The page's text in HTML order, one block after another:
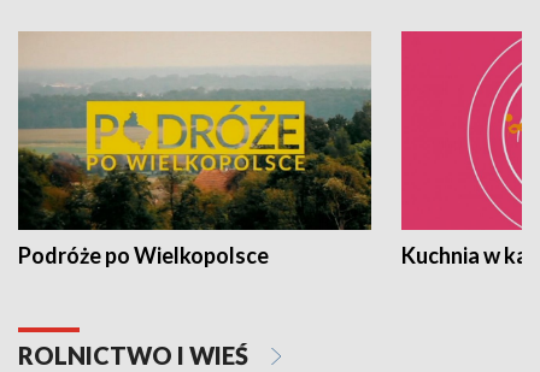
Podróże po Wielkopolsce Kuchnia w
ROLNICTWO I WIEŚ